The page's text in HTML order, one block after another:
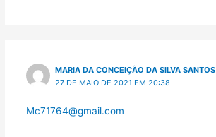
MARIA DA CONCEIÇÃO DA SILVA SANTOS
27 DE MAIO DE 2021 EM 20:38
Mc71764@gmail.com